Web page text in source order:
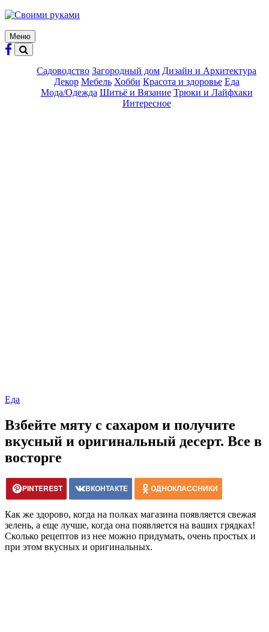
Skip
content
Меню
Садоводство Загородный дом Дизайн и Архитектура
Декор Мебель Хобби Красота и здоровье Еда
Мода/Одежда Шитьё и Вязание Трюки и Лайфхаки
Интересное
Еда
Взбейте мяту с сахаром и получите
вкусный и оригинальный десерт. Все в
восторге
PINTEREST ВКОНТАКТЕ ОДНОКЛАССНИКИ
Как же здорово, когда на полках магазина появляется свежая
зелень, а еще лучше, когда она появляется на ваших грядках!
Сколько рецептов из нее можно придумать, очень простых и
при этом вкусных и оригинальных.